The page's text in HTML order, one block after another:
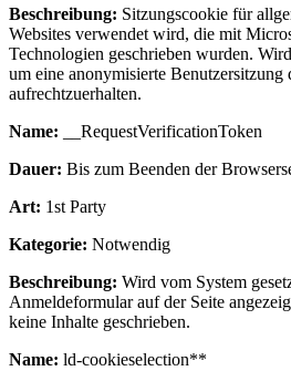
Beschreibung: Sitzungscookie für
Websites verwendet wird, die mit
Technologien geschrieben wurden.
um eine anonymisierte Benutzersitzung
aufrechtzuerhalten.
Name: __RequestVerificationToken
Dauer: Bis zum Beenden der
Art: 1st Party
Kategorie: Notwendig
Beschreibung: Wird vom System
Anmeldeformular auf der Seite
keine Inhalte geschrieben.
Name: ld-cookieselection**